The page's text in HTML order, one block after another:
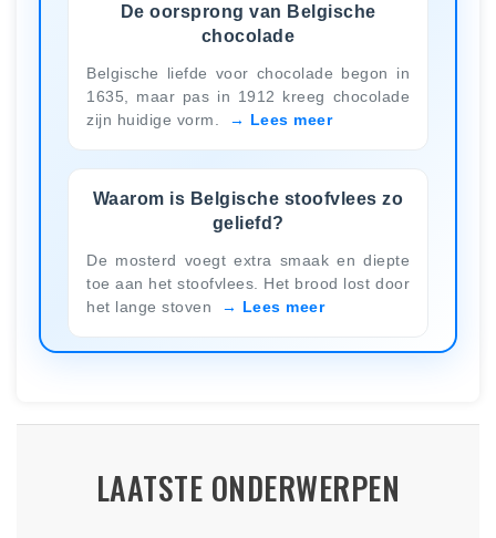
De oorsprong van Belgische
chocolade
Belgische liefde voor chocolade begon in
1635, maar pas in 1912 kreeg chocolade
zijn huidige vorm.
Lees meer
Waarom is Belgische stoofvlees zo
geliefd?
De mosterd voegt extra smaak en diepte
toe aan het stoofvlees. Het brood lost door
het lange stoven
Lees meer
LAATSTE ONDERWERPEN